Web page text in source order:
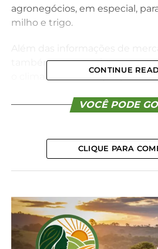
agronegócios, em especial,
milho e trigo.
também acompanharam uma
o clima, com destaque para os
por Luiz Renato Lazinski, além
CONTINUE
VOCÊ PODE
CLIQUE PARA